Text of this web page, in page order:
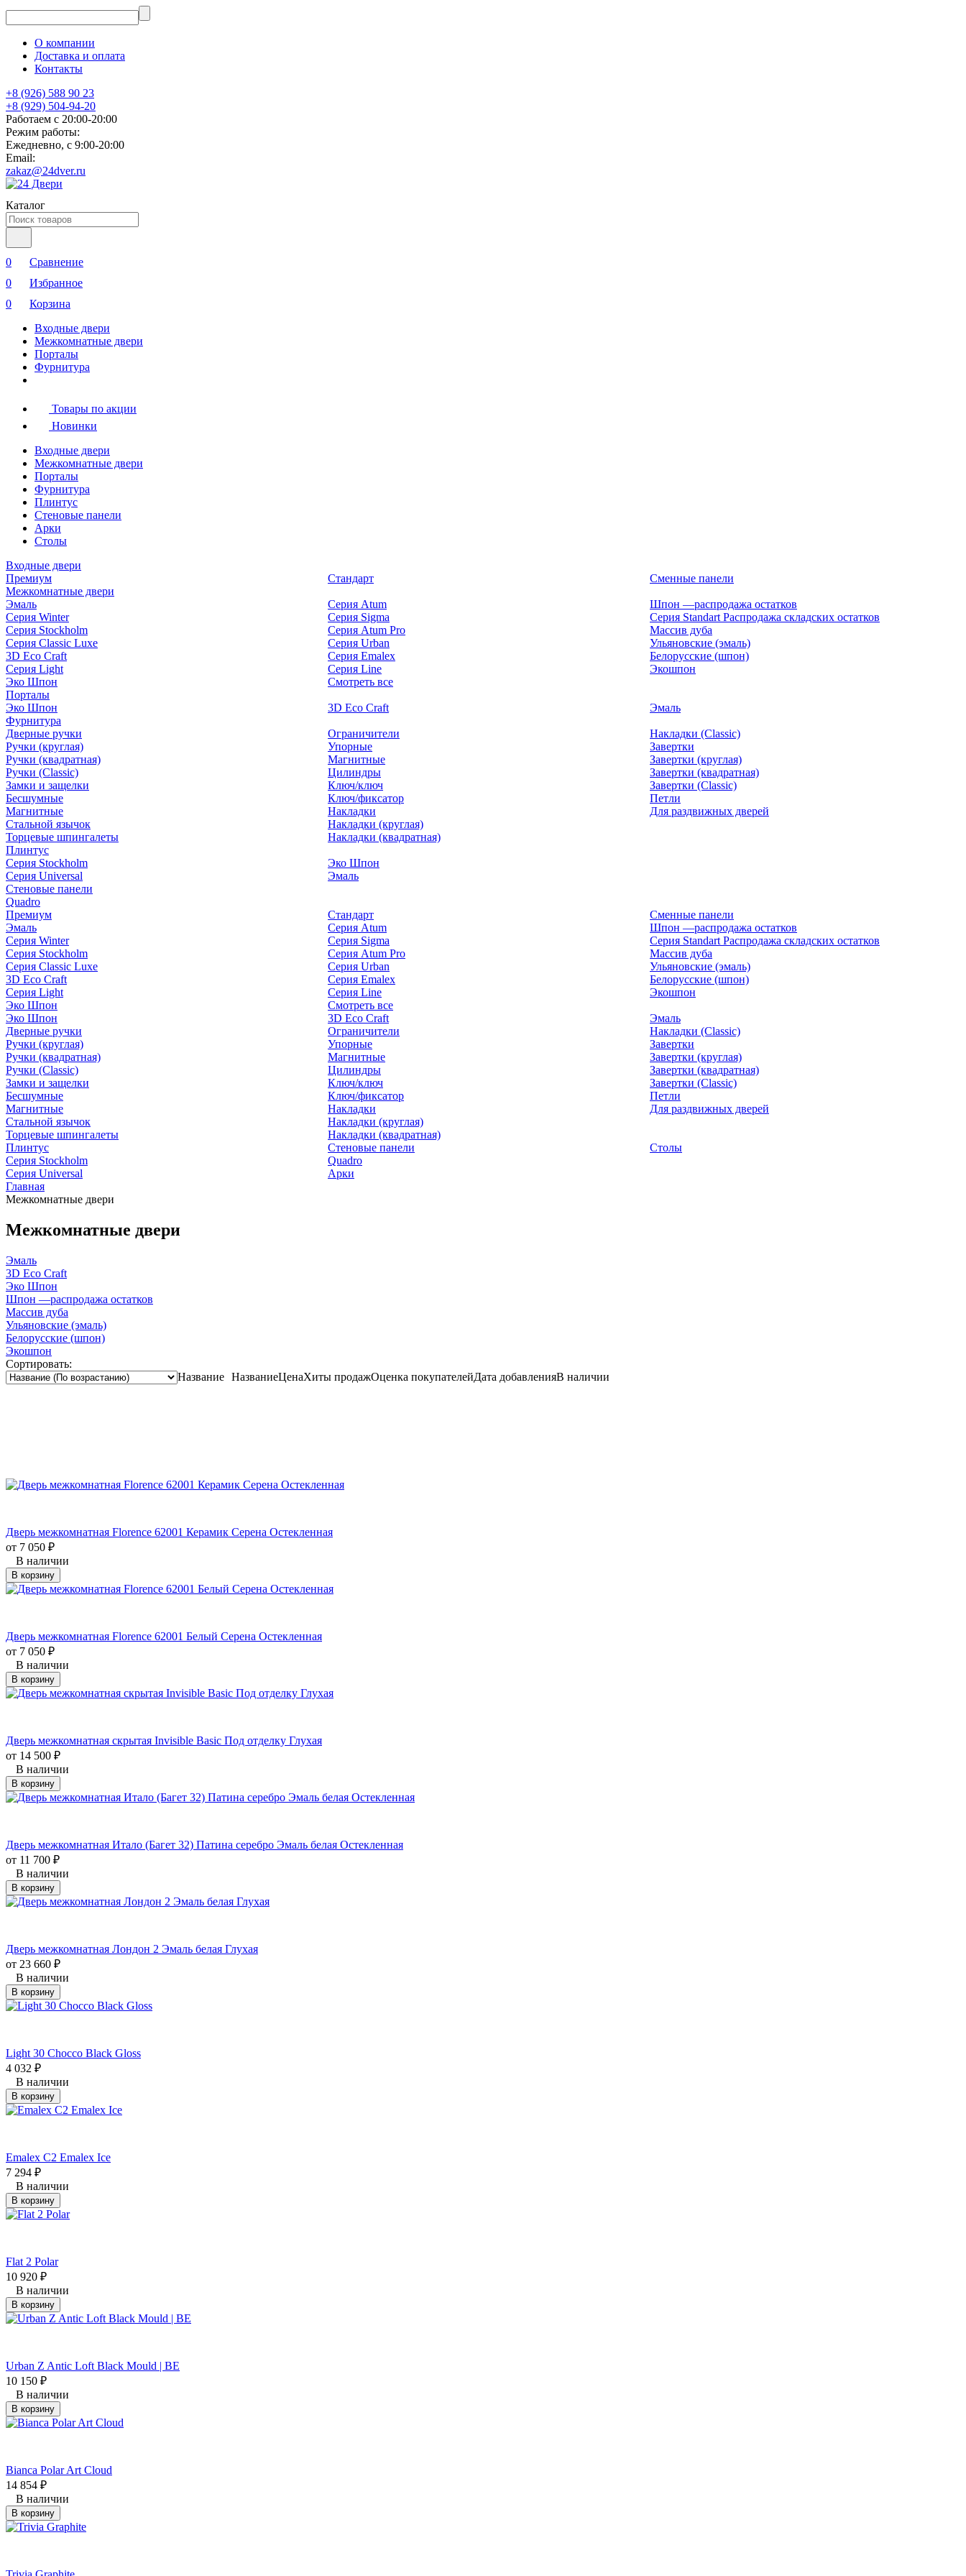
О компании
Доставка и оплата
Контакты
+8 (926) 588 90 23
+8 (929) 504-94-20
Работаем с 20:00-20:00
Режим работы:
Ежедневно, с 9:00-20:00
Email:
zakaz@24dver.ru
Каталог
0
Сравнение
0
Избранное
0
Корзина
Входные двери
Межкомнатные двери
Порталы
Фурнитура
Товары по акции
Новинки
Входные двери
Межкомнатные двери
Порталы
Фурнитура
Плинтус
Стеновые панели
Арки
Столы
Входные двери
Премиум
Стандарт
Сменные панели
Межкомнатные двери
Эмаль
Серия Winter
Серия Stockholm
Серия Classic Luxe
3D Eco Craft
Серия Light
Эко Шпон
Серия Atum
Серия Sigma
Серия Atum Pro
Серия Urban
Серия Emalex
Серия Line
Смотреть все
Шпон —распродажа остатков
Серия Standart Распродажа складских остатков
Массив дуба
Ульяновские (эмаль)
Белорусские (шпон)
Экошпон
Порталы
Эко Шпон
3D Eco Craft
Эмаль
Фурнитура
Дверные ручки
Ручки (круглая)
Ручки (квадратная)
Ручки (Classic)
Замки и защелки
Бесшумные
Магнитные
Стальной язычок
Торцевые шпингалеты
Ограничители
Упорные
Магнитные
Цилиндры
Ключ/ключ
Ключ/фиксатор
Накладки
Накладки (круглая)
Накладки (квадратная)
Накладки (Classic)
Завертки
Завертки (круглая)
Завертки (квадратная)
Завертки (Classic)
Петли
Для раздвижных дверей
Плинтус
Серия Stockholm
Серия Universal
Эко Шпон
Эмаль
Стеновые панели
Quadro
Премиум
Стандарт
Сменные панели
Эмаль
Серия Winter
Серия Stockholm
Серия Classic Luxe
3D Eco Craft
Серия Light
Эко Шпон
Серия Atum
Серия Sigma
Серия Atum Pro
Серия Urban
Серия Emalex
Серия Line
Смотреть все
Шпон —распродажа остатков
Серия Standart Распродажа складских остатков
Массив дуба
Ульяновские (эмаль)
Белорусские (шпон)
Экошпон
Эко Шпон 3D Eco Craft
Эмаль
Дверные ручки
Ручки (круглая)
Ручки (квадратная)
Ручки (Classic)
Замки и защелки
Бесшумные
Магнитные
Стальной язычок
Торцевые шпингалеты
Ограничители
Упорные
Магнитные
Цилиндры
Ключ/ключ
Ключ/фиксатор
Накладки
Накладки (круглая)
Накладки (квадратная)
Накладки (Classic)
Завертки
Завертки (круглая)
Завертки (квадратная)
Завертки (Classic)
Петли
Для раздвижных дверей
Плинтус
Серия Stockholm
Серия Universal
Стеновые панели
Quadro
Арки
Столы
Главная
Межкомнатные двери
Межкомнатные двери
Эмаль
3D Eco Craft
Эко Шпон
Шпон —распродажа остатков
Массив дуба
Ульяновские (эмаль)
Белорусские (шпон)
Экошпон
Сортировать:
Название НазваниеЦенаХиты продажОценка покупателейДата добавленияВ наличии
Дверь межкомнатная Florence 62001 Керамик Серена Остекленная
от 7 050 ₽
В наличии
В корзину
Дверь межкомнатная Florence 62001 Белый Серена Остекленная
от 7 050 ₽
В наличии
В корзину
Дверь межкомнатная скрытая Invisible Basic Под отделку Глухая
от 14 500 ₽
В наличии
В корзину
Дверь межкомнатная Итало (Багет 32) Патина серебро Эмаль белая Остекленная
от 11 700 ₽
В наличии
В корзину
Дверь межкомнатная Лондон 2 Эмаль белая Глухая
от 23 660 ₽
В наличии
В корзину
Light 30 Chocco Black Gloss
4 032 ₽
В наличии
В корзину
Emalex C2 Emalex Ice
7 294 ₽
В наличии
В корзину
Flat 2 Polar
10 920 ₽
В наличии
В корзину
Urban Z Antic Loft Black Mould | BE
10 150 ₽
В наличии
В корзину
Bianca Polar Art Cloud
14 854 ₽
В наличии
В корзину